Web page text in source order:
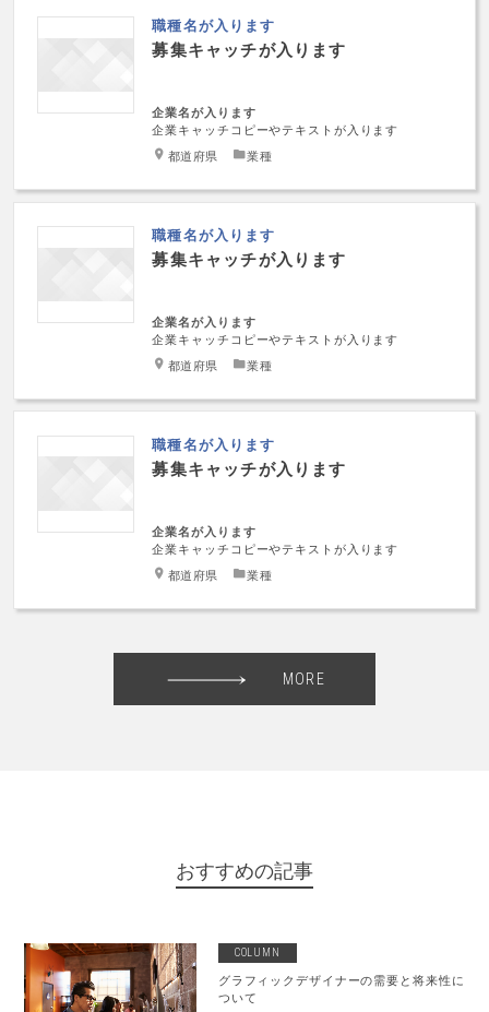
職種名が入ります
募集キャッチが入ります
企業名が入ります
企業キャッチコピーやテキストが入ります
都道府県 業種
職種名が入ります
募集キャッチが入ります
企業名が入ります
企業キャッチコピーやテキストが入ります
都道府県 業種
職種名が入ります
募集キャッチが入ります
企業名が入ります
企業キャッチコピーやテキストが入ります
都道府県 業種
MORE
おすすめの記事
COLUMN
グラフィックデザイナーの需要と将来性に
ついて